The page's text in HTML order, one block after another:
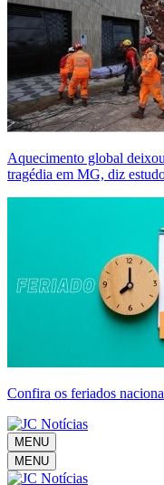
Aquecimento global
tragédia em MG, diz
Confira os feriados
MENU
MENU